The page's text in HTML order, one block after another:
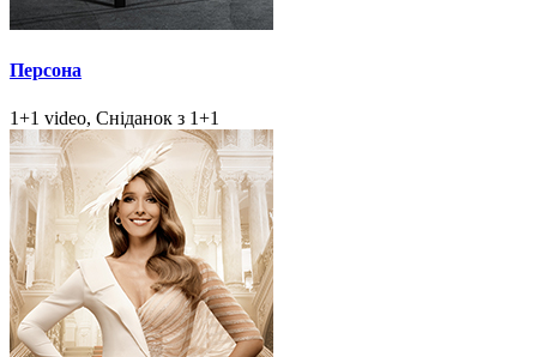
Персона
1+1 video, Сніданок з 1+1